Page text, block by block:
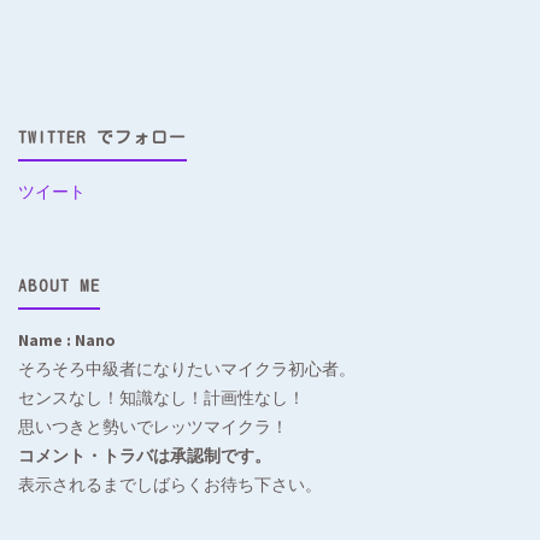
TWITTER でフォロー
ツイート
ABOUT ME
Name : Nano
そろそろ中級者になりたいマイクラ初心者。
センスなし！知識なし！計画性なし！
思いつきと勢いでレッツマイクラ！
コメント・トラバは承認制です。
表示されるまでしばらくお待ち下さい。